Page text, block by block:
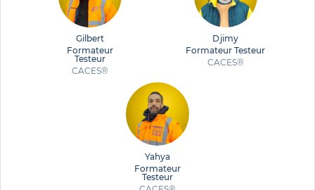
Gilbert
Formateur
Testeur
CACES®
Djimy
Formateur Testeur
CACES®
Yahya
Formateur
Testeur